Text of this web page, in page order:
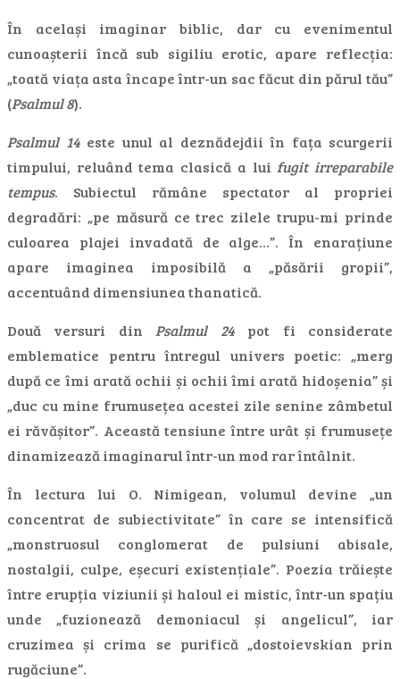
În același imaginar biblic, dar cu evenimentul
cunoașterii încă sub sigiliu erotic, apare reflecția:
„toată viața asta încape într-un sac făcut din părul tău”
(Psalmul 8).
Psalmul 14este unul al deznădejdii în fața scurgerii
timpului, reluând tema clasică a lui fugit irreparabile
tempus. Subiectul rămâne spectator al propriei
degradări: „pe măsură ce trec zilele trupu-mi prinde
culoarea plajei invadată de alge…”. În enarațiune
apare imaginea imposibilă a „păsării gropii”,
accentuând dimensiunea thanatică.
Două versuri din Psalmul 24pot fi considerate
emblematice pentru întregul univers poetic: „merg
după ce îmi arată ochii și ochii îmi arată hidoșenia” și
„duc cu mine frumusețea acestei zile senine zâmbetul
ei răvășitor”. Această tensiune între urât și frumusețe
dinamizează imaginarul într-un mod rar întâlnit.
În lectura lui O. Nimigean, volumul devine „un
concentrat de subiectivitate” în care se intensifică
„monstruosul conglomerat de pulsiuni abisale,
nostalgii, culpe, eșecuri existențiale”. Poezia trăiește
între erupția viziunii și haloul ei mistic, într-un spațiu
unde „fuzionează demoniacul și angelicul”, iar
cruzimea și crima se purifică „dostoievskian prin
rugăciune”.